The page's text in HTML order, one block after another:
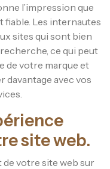
l’impression que
Les internautes
sites qui sont bien
ce qui peut
de votre marque et
davantage avec vos
site web.
votre site web sur